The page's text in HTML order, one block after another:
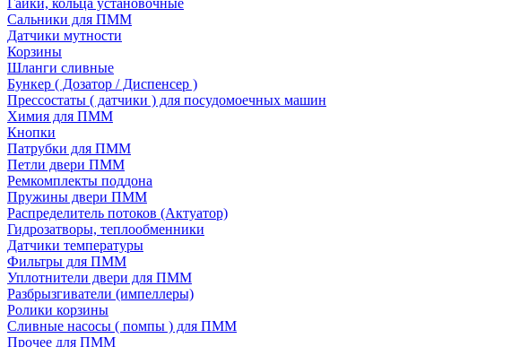
Гайки, кольца установочные
Сальники для ПММ
Датчики мутности
Корзины
Шланги сливные
Бункер ( Дозатор / Диспенсер )
Прессостаты ( датчики ) для посудомоечных машин
Химия для ПММ
Кнопки
Патрубки для ПММ
Петли двери ПММ
Ремкомплекты поддона
Пружины двери ПММ
Распределитель потоков (Актуатор)
Гидрозатворы, теплообменники
Датчики температуры
Фильтры для ПММ
Уплотнители двери для ПММ
Разбрызгиватели (импеллеры)
Ролики корзины
Сливные насосы ( помпы ) для ПММ
Прочее для ПММ